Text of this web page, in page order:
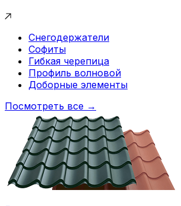
Снегодержатели
Софиты
Гибкая черепица
Профиль волновой
Доборные элементы
Посмотреть все →